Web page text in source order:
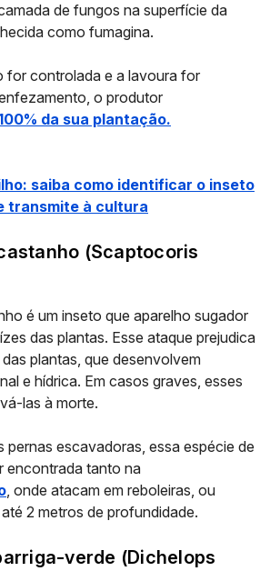
de fungos na superfície da
como fumagina.
for controlada e a lavoura for
o produtor
da sua plantação.
saiba como identificar o inseto
transmite à cultura
(Scaptocoris
é um inseto que aparelho sugador
das plantas. Esse ataque prejudica
plantas, que desenvolvem
e hídrica. Em casos graves, esses
las à morte.
pernas escavadoras, essa espécie de
encontrada tanto na
, onde atacam em reboleiras, ou
2 metros de profundidade.
verde (Dichelops